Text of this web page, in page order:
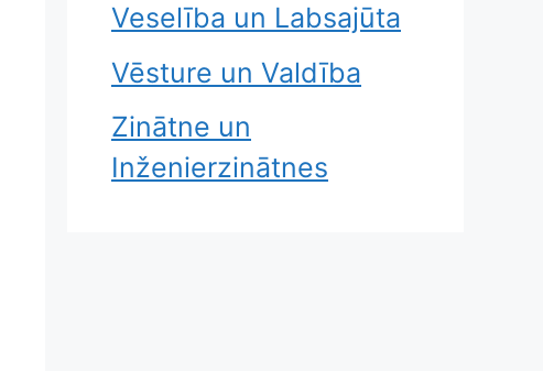
Veselība un Labsajūta
Vēsture un Valdība
Zinātne un
Inženierzinātnes